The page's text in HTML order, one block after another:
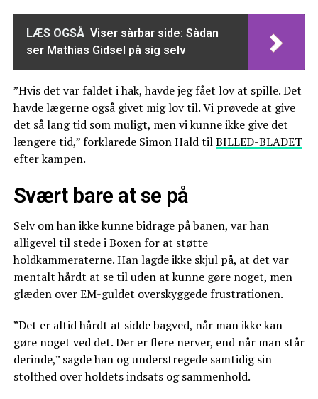
LÆS OGSÅ Viser sårbar side: Sådan
ser Mathias Gidsel på sig selv
”Hvis det var faldet i hak, havde jeg fået lov at spille. Det
havde lægerne også givet mig lov til. Vi prøvede at give
det så lang tid som muligt, men vi kunne ikke give det
længere tid,” forklarede Simon Hald tilBILLED-BLADET
efter kampen.
Svært bare at se på
Selv om han ikke kunne bidrage på banen, var han
alligevel til stede i Boxen for at støtte
holdkammeraterne. Han lagde ikke skjul på, at det var
mentalt hårdt at se til uden at kunne gøre noget, men
glæden over EM-guldet overskyggede frustrationen.
”Det er altid hårdt at sidde bagved, når man ikke kan
gøre noget ved det. Der er flere nerver, end når man står
derinde,” sagde han og understregede samtidig sin
stolthed over holdets indsats og sammenhold.